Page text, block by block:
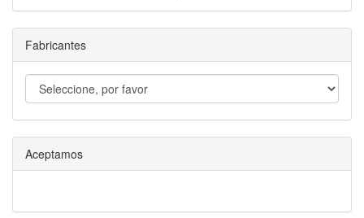
Fabricantes
Aceptamos